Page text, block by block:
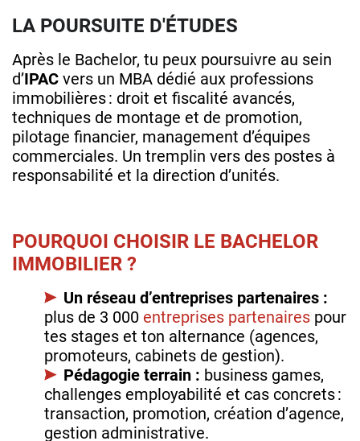
LA POURSUITE D'ÉTUDES
Après le Bachelor, tu peux poursuivre au sein
d’IPAC vers un MBA dédié aux professions
immobilières : droit et fiscalité avancés,
techniques de montage et de promotion,
pilotage financier, management d’équipes
commerciales. Un tremplin vers des postes à
responsabilité et la direction d’unités.
POURQUOI CHOISIR LE BACHELOR
IMMOBILIER ?
Un réseau d’entreprises partenaires :
plus de 3 000 entreprises partenaires pour
tes stages et ton alternance (agences,
promoteurs, cabinets de gestion).
Pédagogie terrain : business games,
challenges employabilité et cas concrets :
transaction, promotion, création d’agence,
gestion administrative.